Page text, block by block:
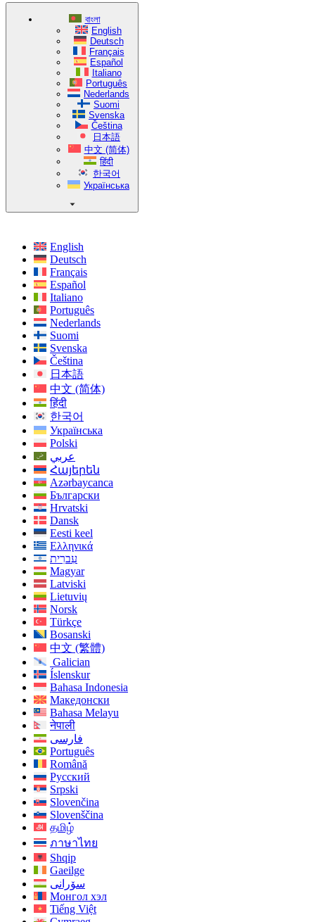
বাংলা
English
Deutsch
Français
Español
Italiano
Português
Nederlands
Suomi
Svenska
Čeština
日本語
中文 (简体)
हिंदी
한국어
Українська
English
Deutsch
Français
Español
Italiano
Português
Nederlands
Suomi
Svenska
Čeština
日本語
中文 (简体)
हिंदी
한국어
Українська
Polski
عربي
Հայերեն
Azərbaycanca
Български
Hrvatski
Dansk
Eesti keel
Ελληνικά
עִברִית
Magyar
Latviski
Lietuvių
Norsk
Türkçe
Bosanski
中文 (繁體)
Galician
Íslenskur
Bahasa Indonesia
Македонски
Bahasa Melayu
नेपाली
فارسی
Português
Română
Русский
Srpski
Slovenčina
Slovenščina
தமிழ்
ภาษาไทย
Shqip
Gaeilge
سۆرانی
Монгол хэл
Tiếng Việt